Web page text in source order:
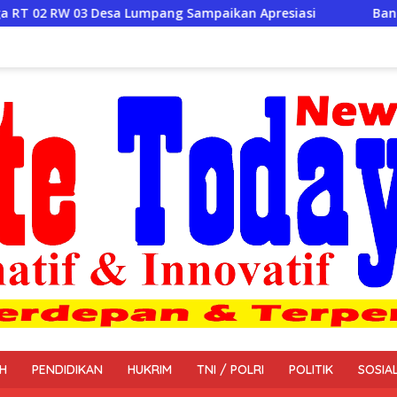
Sampaikan Apresiasi Bantuan Air Bersih Mengaliri
PENDIDIKAN HUKRIM TNI / POLRI POLITIK